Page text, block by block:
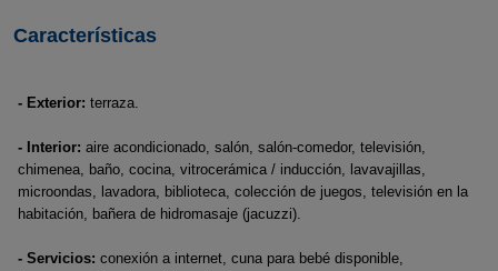
Características
- Exterior: terraza.
- Interior: aire acondicionado, salón, salón-comedor, televisión,
chimenea, baño, cocina, vitrocerámica / inducción, lavavajillas,
microondas, lavadora, biblioteca, colección de juegos, televisión en la
habitación, bañera de hidromasaje (jacuzzi).
- Servicios: conexión a internet, cuna para bebé disponible,